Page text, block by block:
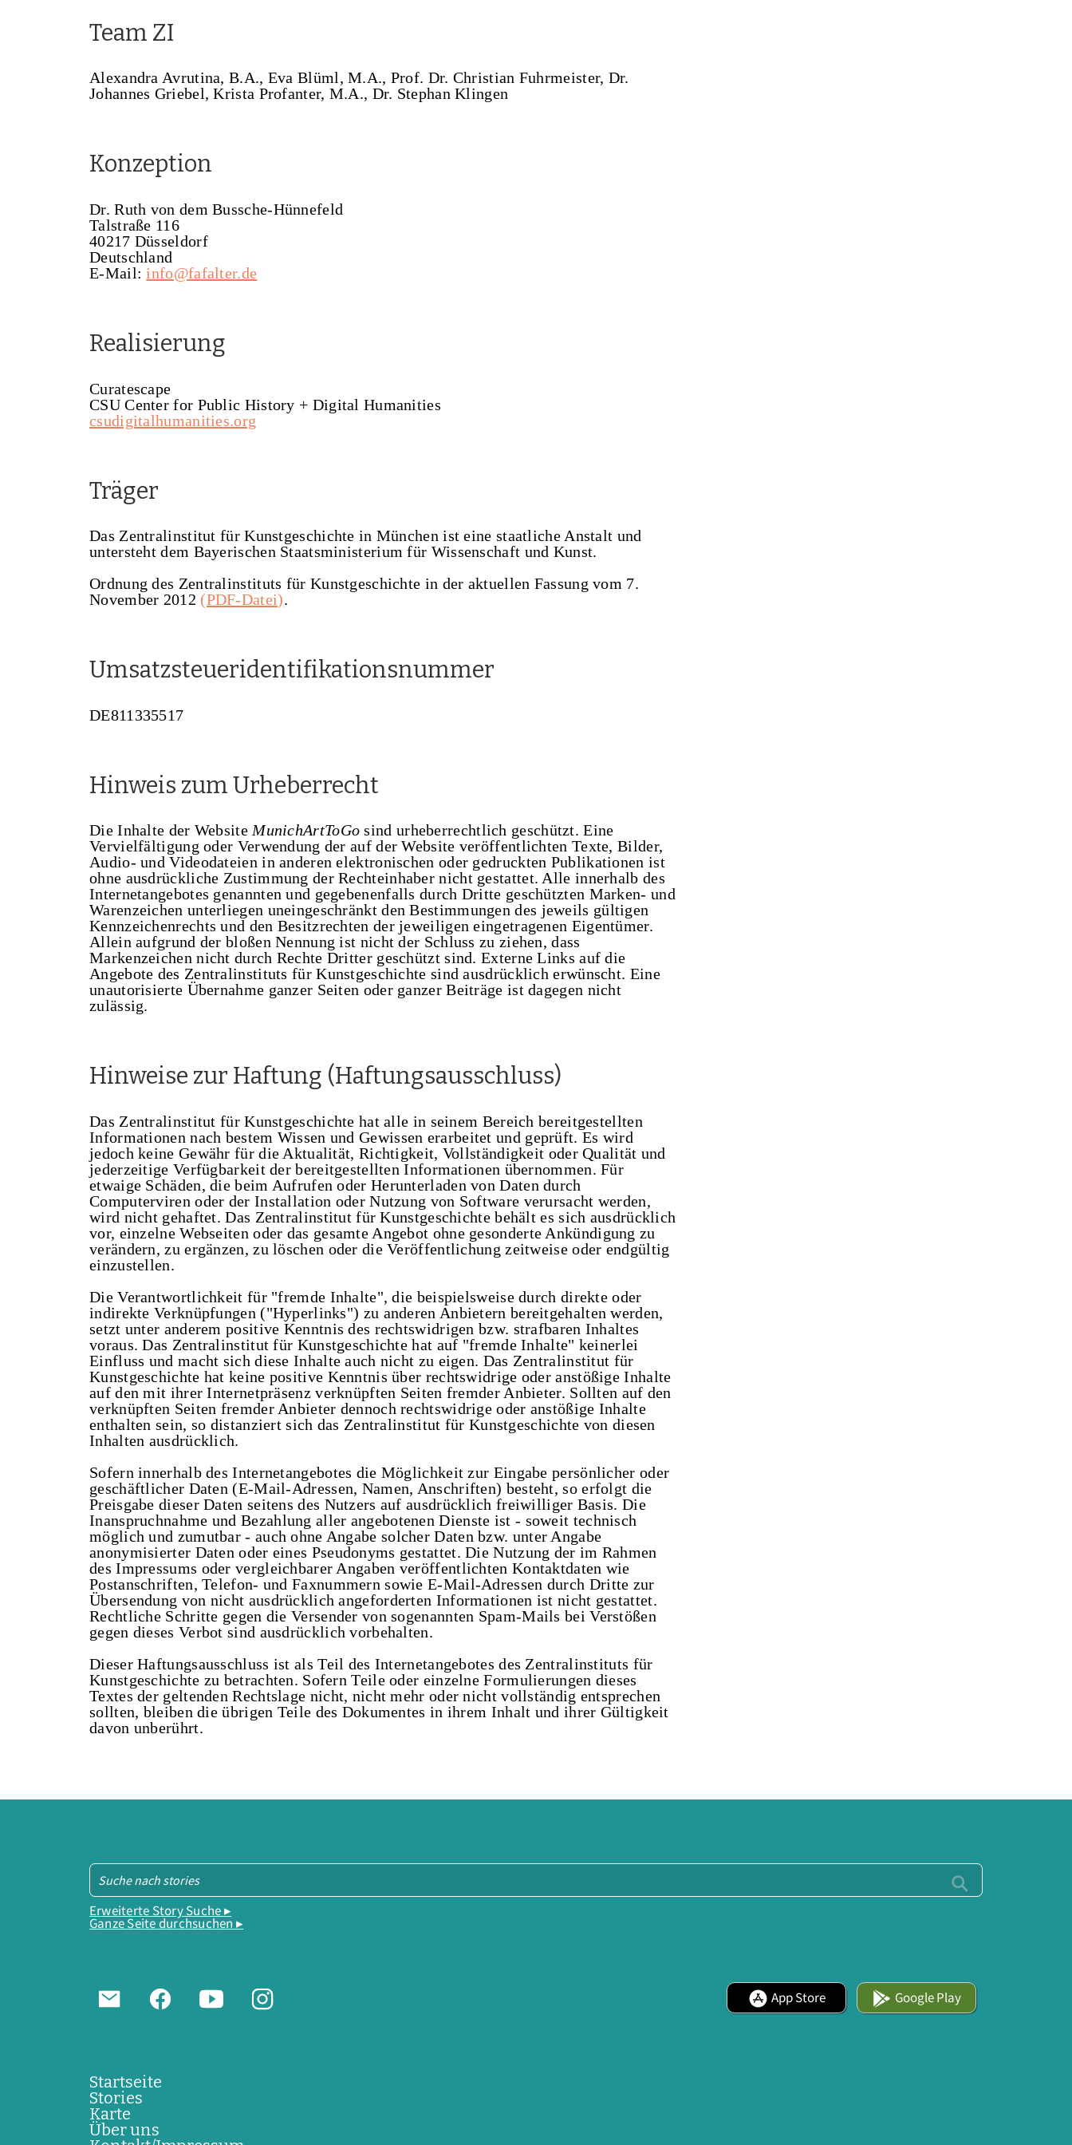
Team ZI
Alexandra Avrutina, B.A., Eva Blüml, M.A., Prof. Dr. Christian Fuhrmeister, Dr.
Johannes Griebel, Krista Profanter, M.A., Dr. Stephan Klingen
Konzeption
Dr. Ruth von dem Bussche-Hünnefeld
Talstraße 116
40217 Düsseldorf
Deutschland
E-Mail:info@fafalter.de
Realisierung
Curatescape
CSU Center for Public History + Digital Humanities
csudigitalhumanities.org
Träger
Das Zentralinstitut für Kunstgeschichte in München ist eine staatliche Anstalt und
untersteht dem Bayerischen Staatsministerium für Wissenschaft und Kunst.
Ordnung des Zentralinstituts für Kunstgeschichte in der aktuellen Fassung vom 7.
November 2012 (PDF-Datei).
Umsatzsteueridentifikationsnummer
DE811335517
Hinweis zum Urheberrecht
Die Inhalte der Website MunichArtToGo sind urheberrechtlich geschützt. Eine
Vervielfältigung oder Verwendung der auf der Website veröffentlichten Texte, Bilder,
Audio- und Videodateien in anderen elektronischen oder gedruckten Publikationen ist
ohne ausdrückliche Zustimmung der Rechteinhaber nicht gestattet. Alle innerhalb des
Internetangebotes genannten und gegebenenfalls durch Dritte geschützten Marken- und
Warenzeichen unterliegen uneingeschränkt den Bestimmungen des jeweils gültigen
Kennzeichenrechts und den Besitzrechten der jeweiligen eingetragenen Eigentümer.
Allein aufgrund der bloßen Nennung ist nicht der Schluss zu ziehen, dass
Markenzeichen nicht durch Rechte Dritter geschützt sind. Externe Links auf die
Angebote des Zentralinstituts für Kunstgeschichte sind ausdrücklich erwünscht. Eine
unautorisierte Übernahme ganzer Seiten oder ganzer Beiträge ist dagegen nicht
zulässig.
Hinweise zur Haftung (Haftungsausschluss)
Das Zentralinstitut für Kunstgeschichte hat alle in seinem Bereich bereitgestellten
Informationen nach bestem Wissen und Gewissen erarbeitet und geprüft. Es wird
jedoch keine Gewähr für die Aktualität, Richtigkeit, Vollständigkeit oder Qualität und
jederzeitige Verfügbarkeit der bereitgestellten Informationen übernommen. Für
etwaige Schäden, die beim Aufrufen oder Herunterladen von Daten durch
Computerviren oder der Installation oder Nutzung von Software verursacht werden,
wird nicht gehaftet. Das Zentralinstitut für Kunstgeschichte behält es sich ausdrücklich
vor, einzelne Webseiten oder das gesamte Angebot ohne gesonderte Ankündigung zu
verändern, zu ergänzen, zu löschen oder die Veröffentlichung zeitweise oder endgültig
einzustellen.
Die Verantwortlichkeit für "fremde Inhalte", die beispielsweise durch direkte oder
indirekte Verknüpfungen ("Hyperlinks") zu anderen Anbietern bereitgehalten werden,
setzt unter anderem positive Kenntnis des rechtswidrigen bzw. strafbaren Inhaltes
voraus. Das Zentralinstitut für Kunstgeschichte hat auf "fremde Inhalte" keinerlei
Einfluss und macht sich diese Inhalte auch nicht zu eigen. Das Zentralinstitut für
Kunstgeschichte hat keine positive Kenntnis über rechtswidrige oder anstößige Inhalte
auf den mit ihrer Internetpräsenz verknüpften Seiten fremder Anbieter. Sollten auf den
verknüpften Seiten fremder Anbieter dennoch rechtswidrige oder anstößige Inhalte
enthalten sein, so distanziert sich das Zentralinstitut für Kunstgeschichte von diesen
Inhalten ausdrücklich.
Sofern innerhalb des Internetangebotes die Möglichkeit zur Eingabe persönlicher oder
geschäftlicher Daten (E-Mail-Adressen, Namen, Anschriften) besteht, so erfolgt die
Preisgabe dieser Daten seitens des Nutzers auf ausdrücklich freiwilliger Basis. Die
Inanspruchnahme und Bezahlung aller angebotenen Dienste ist - soweit technisch
möglich und zumutbar - auch ohne Angabe solcher Daten bzw. unter Angabe
anonymisierter Daten oder eines Pseudonyms gestattet. Die Nutzung der im Rahmen
des Impressums oder vergleichbarer Angaben veröffentlichten Kontaktdaten wie
Postanschriften, Telefon- und Faxnummern sowie E-Mail-Adressen durch Dritte zur
Übersendung von nicht ausdrücklich angeforderten Informationen ist nicht gestattet.
Rechtliche Schritte gegen die Versender von sogenannten Spam-Mails bei Verstößen
gegen dieses Verbot sind ausdrücklich vorbehalten.
Dieser Haftungsausschluss ist als Teil des Internetangebotes des Zentralinstituts für
Kunstgeschichte zu betrachten. Sofern Teile oder einzelne Formulierungen dieses
Textes der geltenden Rechtslage nicht, nicht mehr oder nicht vollständig entsprechen
sollten, bleiben die übrigen Teile des Dokumentes in ihrem Inhalt und ihrer Gültigkeit
davon unberührt.
Erweiterte Story Suche ▸
Ganze Seite durchsuchen ▸
App Store Google Play
Startseite
Stories
Karte
Über uns